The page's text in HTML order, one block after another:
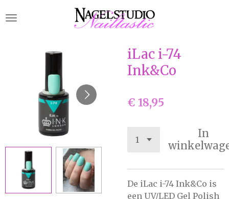
direct
iLac i-74
Ink&Co
€ 18,95
In
De iLac i-74 Ink&Co is
een UV/LED Gel Polish